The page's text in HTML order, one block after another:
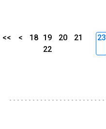
<< < 18 19 20
21
22
23